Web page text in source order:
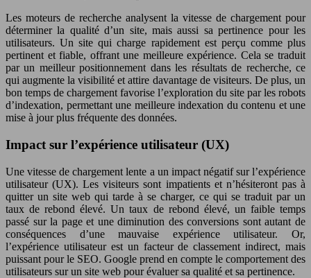
Les moteurs de recherche analysent la vitesse de chargement pour
déterminer la qualité d’un site, mais aussi sa pertinence pour les
utilisateurs. Un site qui charge rapidement est perçu comme plus
pertinent et fiable, offrant une meilleure expérience. Cela se traduit
par un meilleur positionnement dans les résultats de recherche, ce
qui augmente la visibilité et attire davantage de visiteurs. De plus, un
bon temps de chargement favorise l’exploration du site par les robots
d’indexation, permettant une meilleure indexation du contenu et une
mise à jour plus fréquente des données.
Impact sur l’expérience utilisateur (UX)
Une vitesse de chargement lente a un impact négatif sur l’expérience
utilisateur (UX). Les visiteurs sont impatients et n’hésiteront pas à
quitter un site web qui tarde à se charger, ce qui se traduit par un
taux de rebond élevé. Un taux de rebond élevé, un faible temps
passé sur la page et une diminution des conversions sont autant de
conséquences d’une mauvaise expérience utilisateur. Or,
l’expérience utilisateur est un facteur de classement indirect, mais
puissant pour le SEO. Google prend en compte le comportement des
utilisateurs sur un site web pour évaluer sa qualité et sa pertinence.